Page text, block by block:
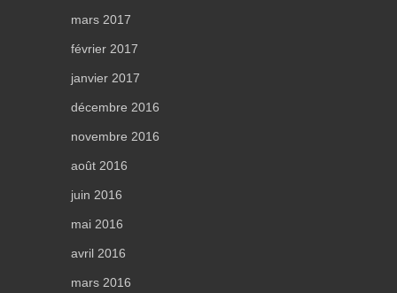
mars 2017
février 2017
janvier 2017
décembre 2016
novembre 2016
août 2016
juin 2016
mai 2016
avril 2016
mars 2016